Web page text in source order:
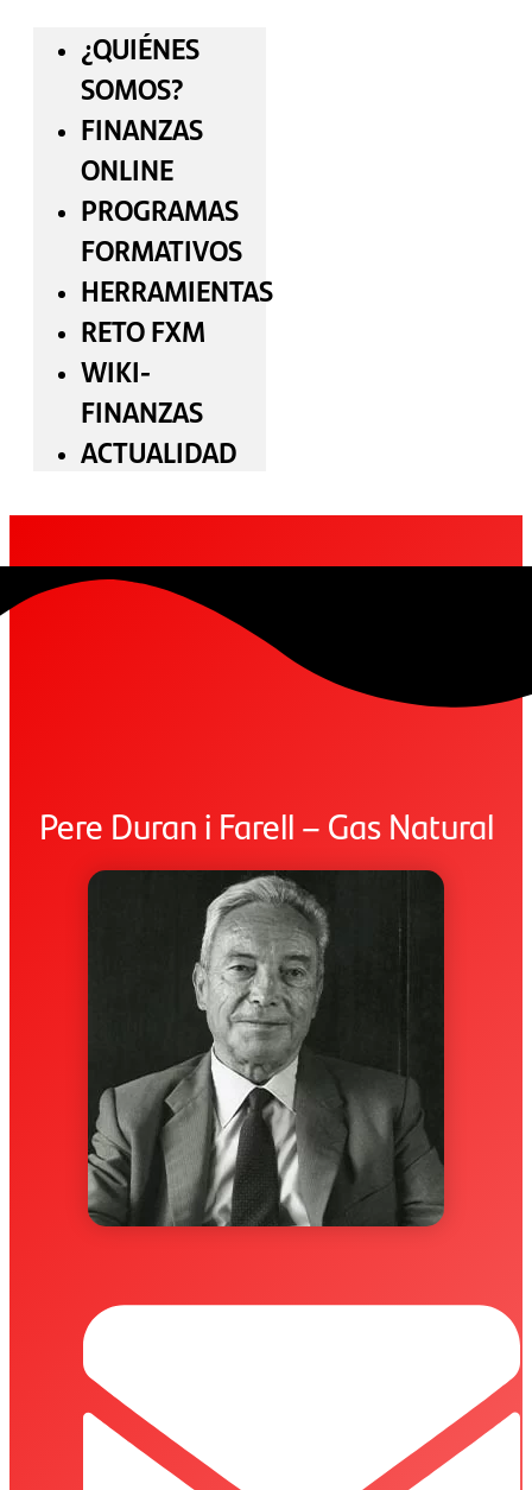
¿QUIÉNES
SOMOS?
FINANZAS
ONLINE
PROGRAMAS
FORMATIVOS
HERRAMIENTAS
RETO FXM
WIKI-
FINANZAS
ACTUALIDAD
Pere Duran i Farell – Gas Natural